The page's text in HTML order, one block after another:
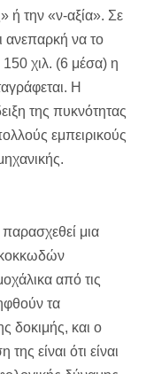
ή την «ν-αξία». Σε
ανεπαρκή να το
χιλ. (6 μέσα) η
Η
της πυκνότητας
εμπειρικούς
μια
κοκκωδών
από τις
τα
δοκιμής, και ο
είναι ότι είναι